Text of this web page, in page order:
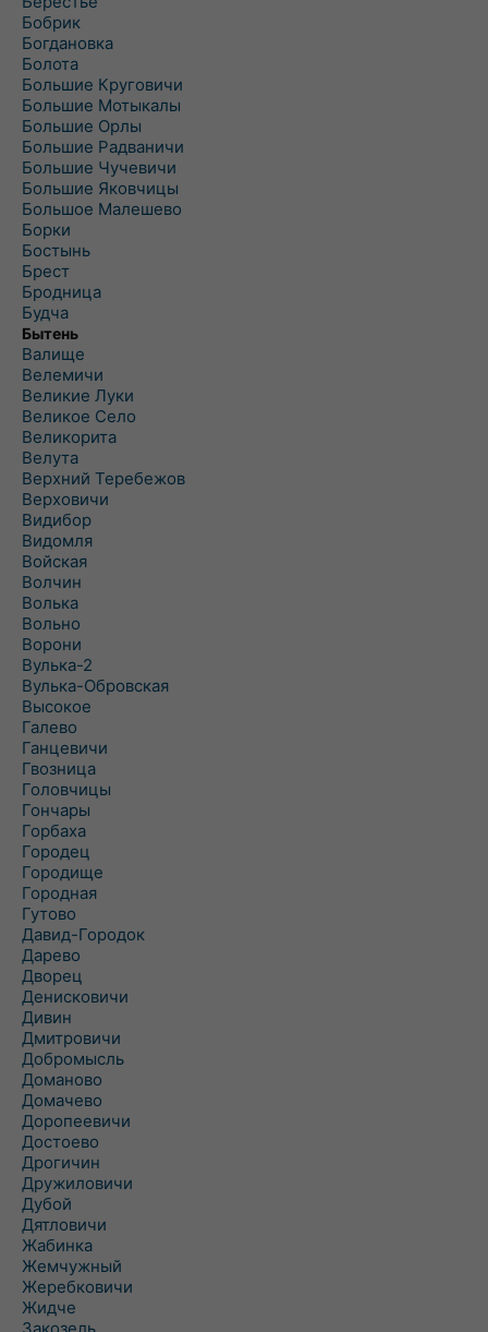
Бобрик
Богдановка
Болота
Большие Круговичи
Большие Мотыкалы
Большие Орлы
Большие Радваничи
Большие Чучевичи
Большие Яковчицы
Большое Малешево
Борки
Бостынь
Брест
Бродница
Будча
Бытень
Валище
Велемичи
Великие Луки
Великое Село
Великорита
Велута
Верхний Теребежов
Верховичи
Видибор
Видомля
Войская
Волчин
Волька
Вольно
Ворони
Вулька-2
Вулька-Обровская
Высокое
Галево
Ганцевичи
Гвозница
Головчицы
Гончары
Горбаха
Городец
Городище
Городная
Гутово
Давид-Городок
Дарево
Дворец
Денисковичи
Дивин
Дмитровичи
Добромысль
Доманово
Домачево
Доропеевичи
Достоево
Дрогичин
Дружиловичи
Дубой
Дятловичи
Жабинка
Жемчужный
Жеребковичи
Жидче